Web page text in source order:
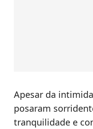
Apesar da
posaram
tranquilidade e